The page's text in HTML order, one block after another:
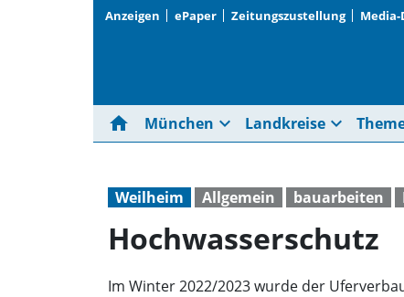
Anzeigen ePaper Zeitungszustellung
home München expand_more Landkreise expand_more
Weilheim Allgemein bauarbeiten
Hochwasserschutz
Im Winter 2022/2023 wurde der